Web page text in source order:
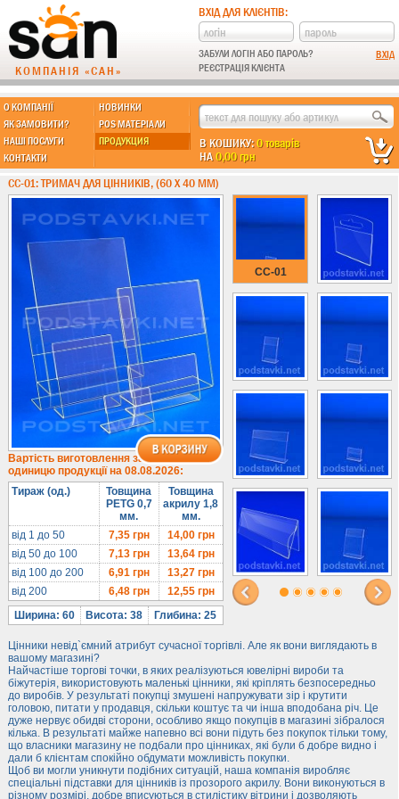
КОМПАНІЯ «САН»
ВХІД ДЛЯ КЛІЄНТІВ:
ЗАБУЛИ ЛОГІН АБО ПАРОЛЬ?
РЕЄСТРАЦІЯ КЛІЄНТА
О КОМПАНІЇ
НОВИНКИ
ЯК ЗАМОВИТИ?
POS МАТЕРІАЛИ
НАШІ ПОСЛУГИ
ПРОДУКЦИЯ
КОНТАКТИ
В КОШИКУ:0 товарів
НА0,00 грн
МЫ ДЕЛАЕМ:
Підставки із пластику
Новинки !!!
Різні підставки
Під поліграфію
Навісні кишені
Менюхолдери
Під мобільні
Під біжутерію
Гірки та подіуми
Під косметику
Під солодке
Для хот-догів
Лототрони
Ящики з акрилу
Цінники
Засоби захисту
Інформ. стенди
Підлогові стійки
CC-01: ТРИМАЧ ДЛЯ ЦІННИКІВ, (60 Х 40 ММ)
Вартість виготовлення за
одиницю продукції на 08.08.2026:
Тираж (од.)
Товщина
PETG 0,7
мм.
Товщина
акрилу 1,8
мм.
від 1 до 50
7,35грн 14,00грн
від 50 до 100
7,13грн 13,64грн
від 100 до 200
6,91грн 13,27грн
від 200
6,48грн 12,55грн
Ширина: 60
Висота: 38 Глибина: 25
Цінники невід`ємний атрибут сучасної торгівлі. Але як вони виглядають в
вашому магазині?
Найчастіше торгові точки, в яких реалізуються ювелірні вироби та
біжутерія, використовують маленькі цінники, які кріплять безпосередньо
до виробів. У результаті покупці змушені напружувати зір і крутити
головою, питати у продавця, скільки коштує та чи інша вподобана річ. Це
дуже нервує обидві сторони, особливо якщо покупців в магазині зібралося
кілька. В результаті майже напевно всі вони підуть без покупок тільки тому,
що власники магазину не подбали про цінниках, які були б добре видно і
дали б клієнтам спокійно обдумати можливість покупки.
Щоб ви могли уникнути подібних ситуацій, наша компанія виробляє
спеціальні підставки для цінників із прозорого акрилу. Вони виконуються в
різному розмірі, добре вписуються в стилістику вітрини і дозволяють
CC-01